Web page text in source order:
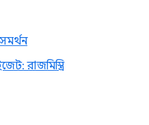
রাজমিস্ত্রি